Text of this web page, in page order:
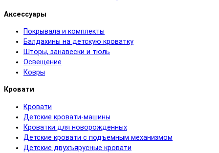
Аксессуары
Покрывала и комплекты
Балдахины на детскую кроватку
Шторы, занавески и тюль
Освещение
Ковры
Кровати
Кровати
Детские кровати-машины
Кроватки для новорожденных
Детские кровати с подъемным механизмом
Детские двухъярусные кровати